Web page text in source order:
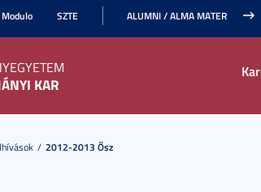
Modulo SZTE ALUMNI / ALMA MATER
KAR
2012-2013 Ősz